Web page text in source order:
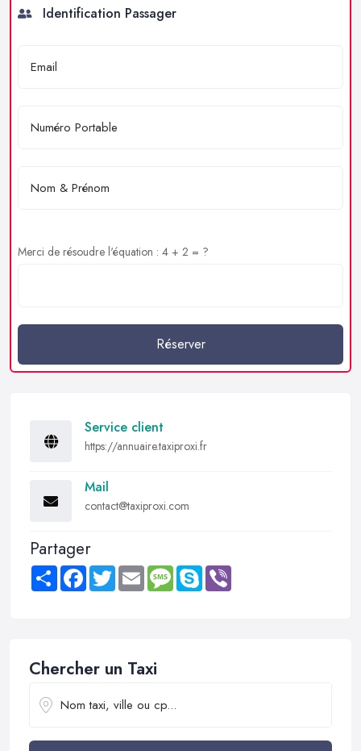
Identification Passager
Merci de résoudre l'équation : 4 + 2 = ?
Réserver
Service client
https://annuaire.taxiproxi.fr
Mail
contact@taxiproxi.com
Partager
Share FacebookTwitter Email MessageSkype
Chercher un Taxi